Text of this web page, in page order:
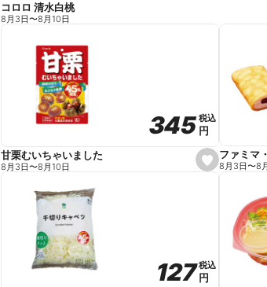
コロロ 清水白桃
8月3日〜8月10日
s
e
e
345
345税込
税込
円
円
甘栗むいちゃいました
8月3日〜8月10日
ファミマ
8月3日〜8
127
127税込
税込
円
円